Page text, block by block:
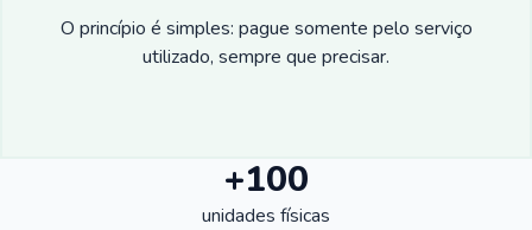
O princípio é simples: pague somente pelo serviço
utilizado, sempre que precisar.
+100
unidades físicas